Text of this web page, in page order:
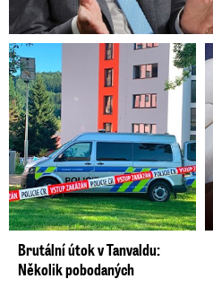
Brutální útok v Tanvaldu:
Několik pobodaných